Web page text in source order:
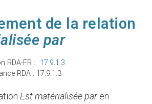
de la relation
par
RDA-FR : 17.9.1.3
RDA : 17.9.1.3
Est matérialisée paren